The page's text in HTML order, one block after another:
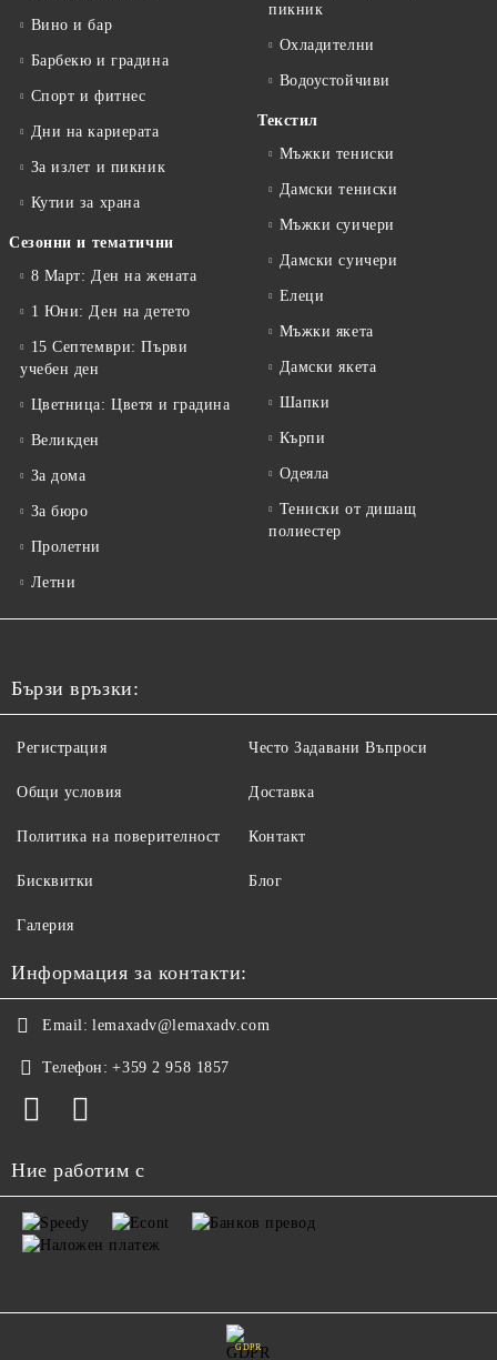
Вино и бар
Барбекю и градина
Спорт и фитнес
Дни на кариерата
За излет и пикник
Кутии за храна
Сезонни и тематични
8 Март: Ден на жената
1 Юни: Ден на детето
15 Септември: Първи
учебен ден
Цветница: Цветя и градина
Великден
За дома
За бюро
Пролетни
Летни
пикник
Охладителни
Водоустойчиви
Текстил
Мъжки тениски
Дамски тениски
Мъжки суичери
Дамски суичери
Елеци
Мъжки якета
Дамски якета
Шапки
Кърпи
Одеяла
Тениски от дишащ
полиестер
Бързи връзки:
Регистрация
Общи условия
Политика на поверителност
Бисквитки
Често Задавани Въпроси
Доставка
Контакт
Блог
Галерия
Информация за контакти:
Email: lemaxadv@lemaxadv.com
Телефон: +359 2 958 1857
Ние работим с
GDPR